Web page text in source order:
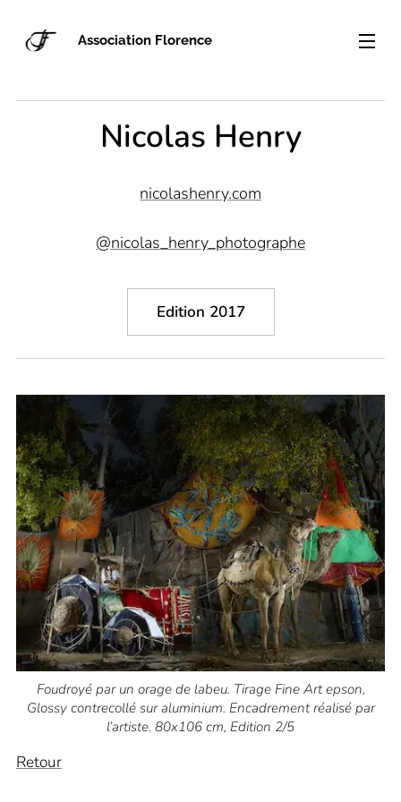
Association Florence
Nicolas Henry
nicolashenry.com
@nicolas_henry_photographe
Edition 2017
Foudroyé par un orage de labeu. Tirage Fine Art epson,
Glossy contrecollé sur aluminium. Encadrement réalisé par
l’artiste. 80x106 cm, Edition 2/5
Retour